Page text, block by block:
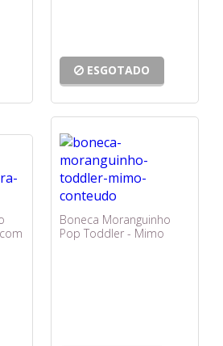
ESGOTADO
Boneca Moranguinho
Pop Toddler - Mimo